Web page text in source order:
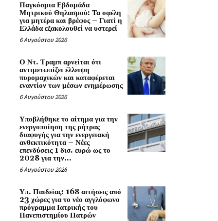
Παγκόσμια Εβδομάδα
Μητρικού Θηλασμού: Τα οφέλη
για μητέρα και βρέφος – Γιατί η
Ελλάδα εξακολουθεί να υστερεί
6 Αυγούστου 2026
Ο Ντ. Τραμπ αρνείται ότι
αντιμετωπίζει έλλειψη
πυρομαχικών και καταφέρεται
εναντίον των μέσων ενημέρωσης
6 Αυγούστου 2026
Υποβλήθηκε το αίτημα για την
ενεργοποίηση της ρήτρας
διαφυγής για την ενεργειακή
ανθεκτικότητα – Νέες
επενδύσεις 1 δισ. ευρώ ως το
2028 για την...
6 Αυγούστου 2026
Υπ. Παιδείας: 168 αιτήσεις από
23 χώρες για το νέο αγγλόφωνο
πρόγραμμα Ιατρικής του
Πανεπιστημίου Πατρών